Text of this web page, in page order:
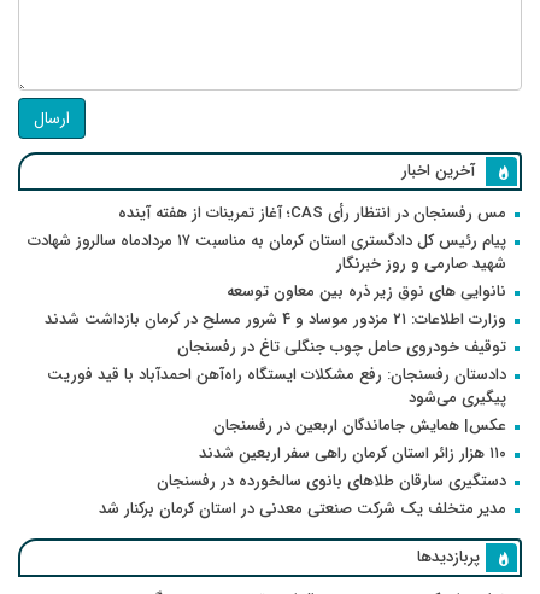
ارسال
آخرین اخبار
مس رفسنجان در انتظار رأی CAS؛ آغاز تمرینات از هفته آینده
پیام رئیس کل دادگستری استان کرمان به مناسبت ۱۷ مردادماه سالروز شهادت
شهید صارمی و روز خبرنگار
نانوایی های نوق زیر ذره بین معاون توسعه
وزارت اطلاعات: ۲۱ مزدور موساد و ۴ شرور مسلح در کرمان بازداشت شدند
توقیف خودروی حامل چوب جنگلی تاغ در رفسنجان
دادستان رفسنجان: رفع مشکلات ایستگاه راه‌آهن احمدآباد با قید فوریت
پیگیری می‌شود
عکس| همایش جاماندگان اربعین در رفسنجان
۱۱۰ هزار زائر استان کرمان راهی سفر اربعین شدند
دستگیری سارقان طلاهای بانوی سالخورده در رفسنجان
مدیر متخلف یک شرکت صنعتی معدنی در استان کرمان برکنار شد
پربازدیدها